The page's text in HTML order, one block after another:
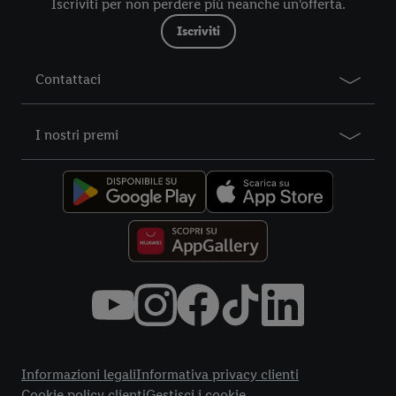
Iscriviti per non perdere più neanche un'offerta.
Iscriviti
Contattaci
I nostri premi
Informazioni legaliInformativa privacy clienti
nostre informazioni legali sono consultabili qui.